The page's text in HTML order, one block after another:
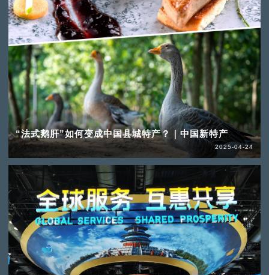
“法式鹅肝”如何变成中国县城特产？｜中国新特产
2025-04-24